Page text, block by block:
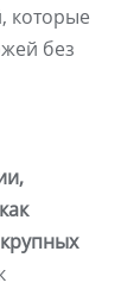
которые
без